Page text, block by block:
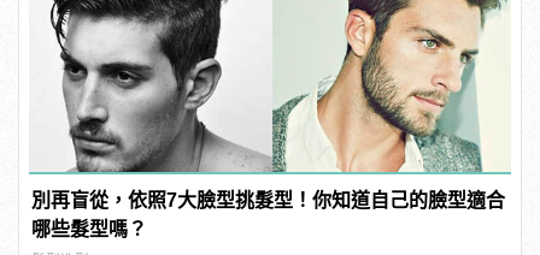
別再盲從，依照7大臉型挑髮型！你知道自己的臉型適合
哪些髮型嗎？